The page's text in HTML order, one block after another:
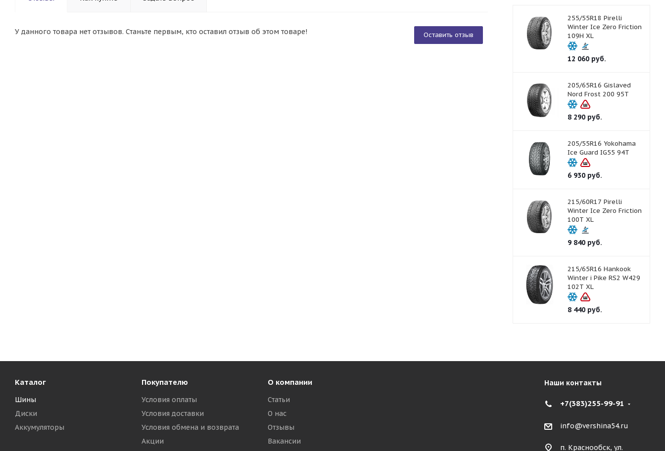
Оставить отзыв
У данного товара нет отзывов. Станьте первым, кто оставил отзыв об этом товаре!
255/55R18 Pirelli
Winter Ice Zero Friction
109H XL
12 060руб.
205/65R16 Gislaved
Nord Frost 200 95T
8 290руб.
205/55R16 Yokohama
Ice Guard IG55 94T
6 930руб.
215/60R17 Pirelli
Winter Ice Zero Friction
100T XL
9 840руб.
215/65R16 Hankook
Winter i Pike RS2 W429
102T XL
8 440руб.
Каталог
Шины
Диски
Аккумуляторы
Покупателю
Условия оплаты
Условия доставки
Условия обмена и возврата
Акции
О компании
Статьи
О нас
Отзывы
Вакансии
Наши контакты
+7(383)255-99-91
info@vershina54.ru
п. Краснообск, ул.